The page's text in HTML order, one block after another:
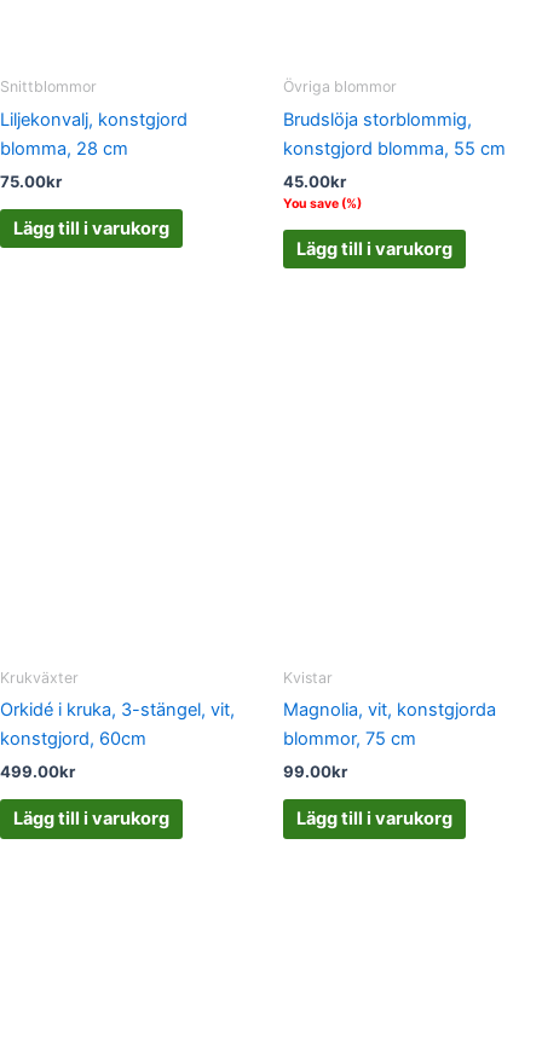
Snittblommor
Liljekonvalj, konstgjord
blomma, 28 cm
75.00kr
Lägg till i varukorg
Övriga blommor
Brudslöja storblommig,
konstgjord blomma, 55 cm
45.00kr
You save (%)
Lägg till i varukorg
Krukväxter
Orkidé i kruka, 3-stängel, vit,
konstgjord, 60cm
499.00kr
Lägg till i varukorg
Kvistar
Magnolia, vit, konstgjorda
blommor, 75 cm
99.00kr
Lägg till i varukorg